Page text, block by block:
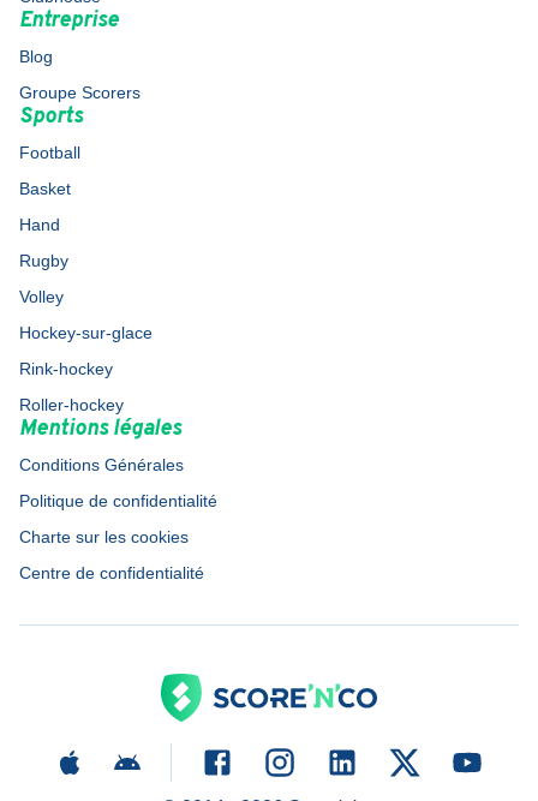
Entreprise
Blog
Groupe Scorers
Sports
Football
Basket
Hand
Rugby
Volley
Hockey-sur-glace
Rink-hockey
Roller-hockey
Mentions légales
Conditions Générales
Politique de confidentialité
Charte sur les cookies
Centre de confidentialité